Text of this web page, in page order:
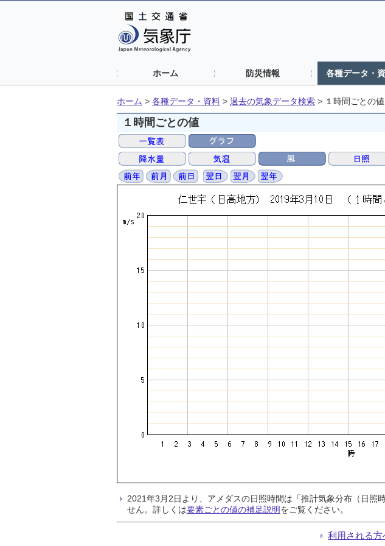
ホーム 防災情報 各種データ・
ホーム > 各種データ・資料 > 過去の気象データ検索 > １時間ごとの値
１時間ごとの値
2021年3月2日より、アメダスの日照時間は「推計気象分布（日照
せん。詳しくは要素ごとの値の補足説明をご覧ください。
利用される方